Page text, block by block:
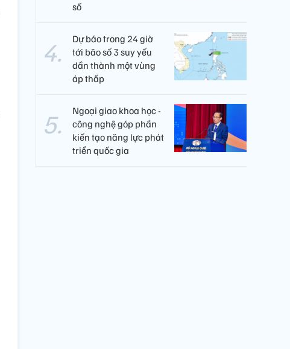
số
Dự báo trong 24 giờ
tới bão số 3 suy yếu
dần thành một vùng
áp thấp
Ngoại giao khoa học -
công nghệ góp phần
kiến tạo năng lực phát
triển quốc gia